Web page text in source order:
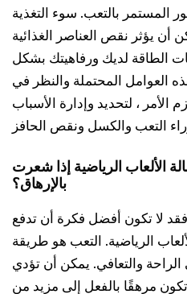
المستمر بالتعب. سوء التغذية
أن يؤثر نقص العناصر الغذائية
الطاقة لديك ورفاهيتك بشكل
العوامل المحتملة والنظر في
الأمر ، لتحديد وإدارة الأسباب
الألعاب الرياضية إذا شعرت
بالإرهاق؟
فقد لا تكون أفضل فكرة أن تدفع
الرياضية. التعب هو طريقة
والتعافي. يمكن أن تؤدي
مرهقًا بالفعل إلى مزيد من